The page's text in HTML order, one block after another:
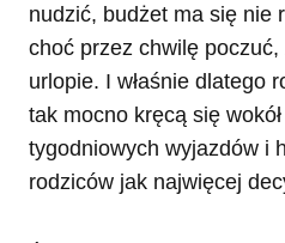
nudzić, budżet ma się nie
choć przez chwilę
urlopie. I właśnie dlatego
tak mocno kręcą się
tygodniowych wyjazdów i
rodziców jak najwięcej